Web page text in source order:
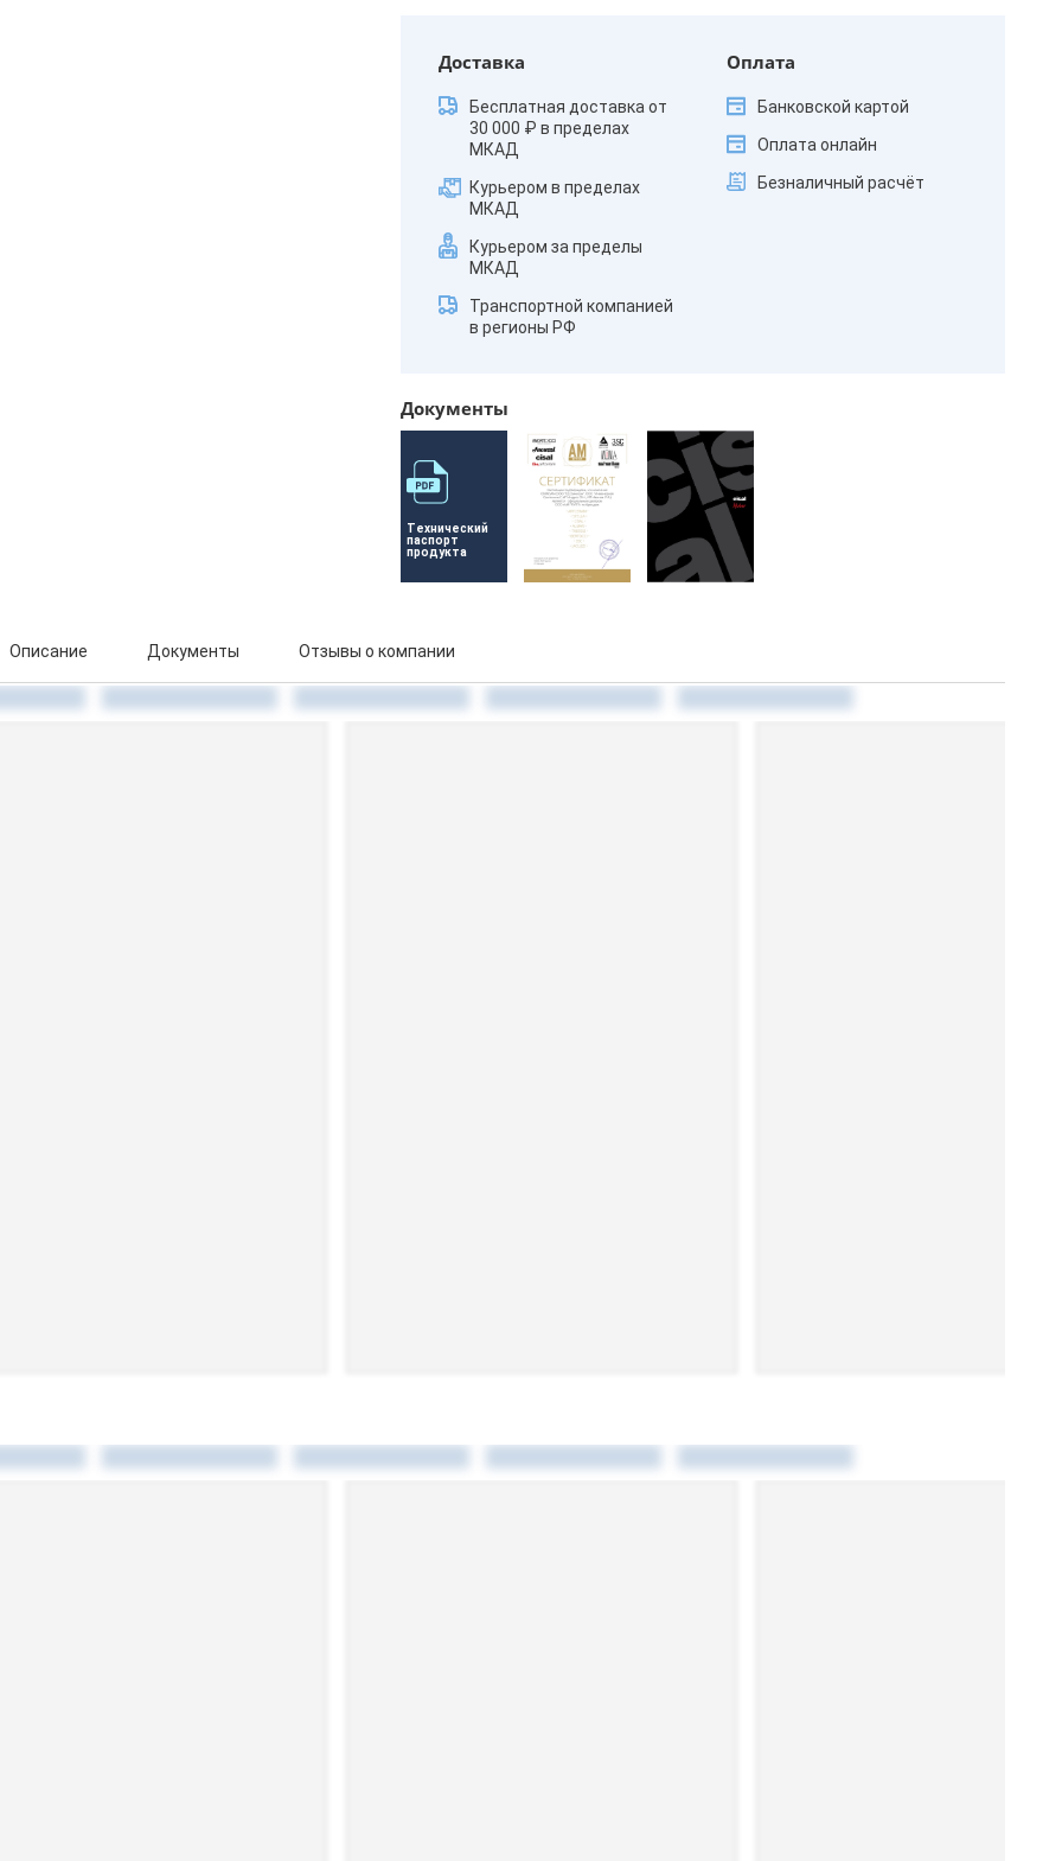
Доставка
Бесплатная доставка от
30 000 ₽ в пределах
МКАД
Курьером в пределах
МКАД
Курьером за пределы
МКАД
Транспортной компанией
в регионы РФ
Оплата
Банковской картой
Оплата онлайн
Безналичный расчёт
Документы
Технический
паспорт
продукта
Описание Документы Отзывы о компании